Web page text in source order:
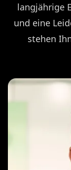
langjährige
und eine
stehen